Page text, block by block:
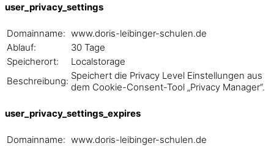
user_privacy_settings
Domainname: www.doris-leibinger-schulen.de
Ablauf:
30 Tage
Speicherort:
Localstorage
Beschreibung: Speichert die Privacy Level Einstellungen aus
dem Cookie-Consent-Tool „Privacy Manager“.
user_privacy_settings_expires
Domainname: www.doris-leibinger-schulen.de